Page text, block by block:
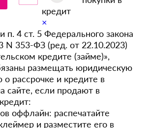
кредит
×
п. 4 ст. 5 Федерального закона
N 353-ФЗ (ред. от 22.10.2023)
кредите (займе)»,
размещать юридическую
рассрочке и кредите в
сайте, если продают в
оффлайн: распечатайте
и разместите его в